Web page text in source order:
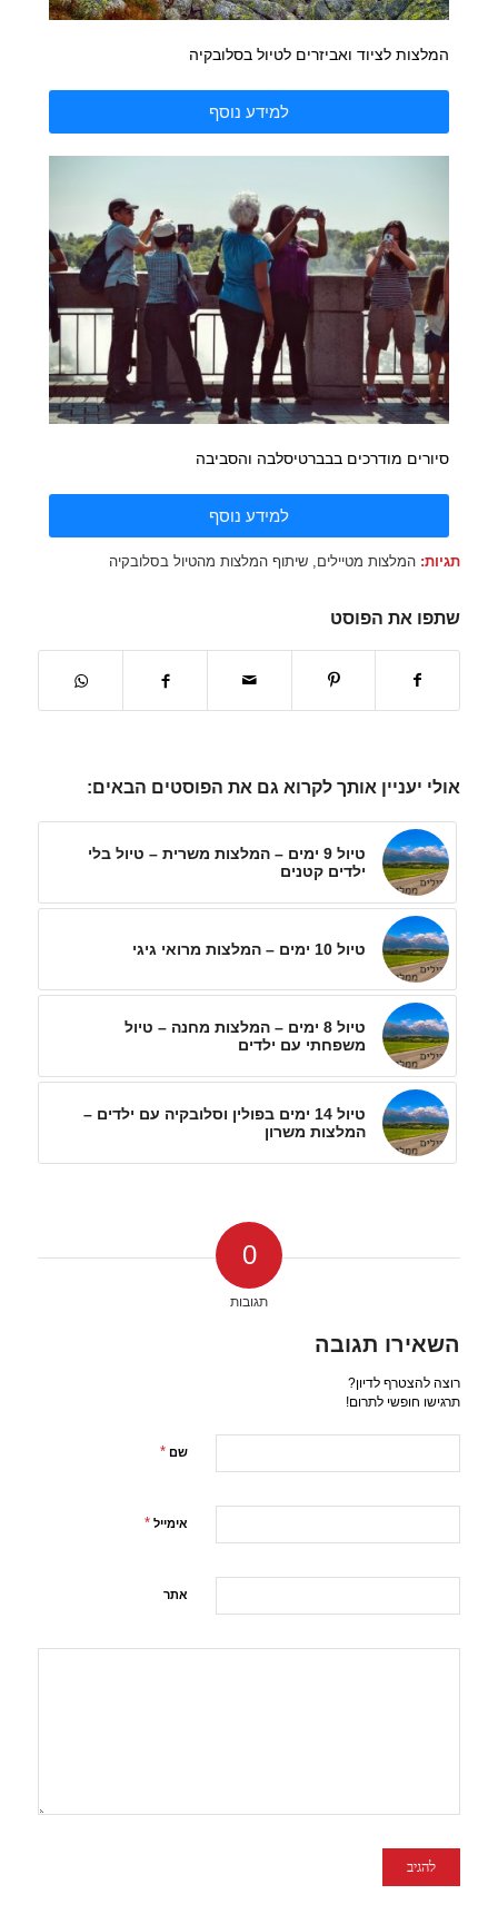
המלצות לציוד ואביזרים לטיול בסלובקיה
למידע נוסף
סיורים מודרכים בבברטיסלבה והסביבה
למידע נוסף
תגיות: המלצות מטיילים שיתוף המלצות מהטיול בסלובקיה
שתפו את הפוסט
אולי יעניין אותך לקרוא גם את הפוסטים הבאים:
טיול 9 ימים – המלצות משרית – טיול בלי
ילדים קטנים
טיול 10 ימים – המלצות מרואי גיגי
טיול 8 ימים – המלצות מחנה – טיול
משפחתי עם ילדים
טיול 14 ימים בפולין וסלובקיה עם ילדים –
המלצות משרון
0
תגובות
השאירו תגובה
רוצה להצטרף לדיון?
תרגישו חופשי לתרום!
שם *
אימייל *
אתר